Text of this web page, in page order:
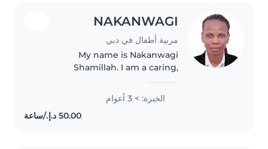
NAKANWAGI
مربية أطفال في دبي
My name is Nakanwagi
Shamillah. I am a caring,
who loves working with
children. I enjoy playing games,
reading stories and helping the
الخبرة: > 3 أعوام